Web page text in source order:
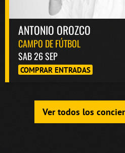
ANTONIO OROZCO
CAMPO DE FÚTBOL
SAB 26 SEP
COMPRAR ENTRADAS
Ver todos los